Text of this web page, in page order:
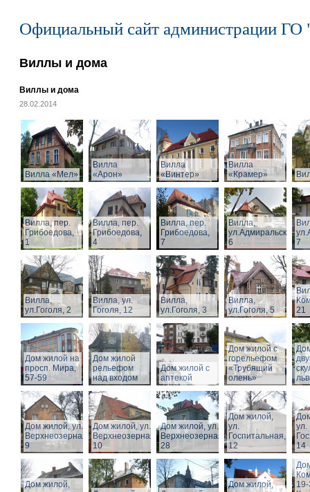
Официальный сайт администрации ГО
Виллы и дома
Виллы и дома
28.02.2014
Вилла «Мел»
Вилла
«Арон»
Вилла
«Винтер»
Вилла
«Крамер»
Вилла, пер.
Грибоедова,
1
Вилла, пер.
Грибоедова,
4
Вилла, пер.
Грибоедова,
7
Вилла,
ул.Адмиральская,
6
7
Вилла,
ул.Гоголя, 2
Вилла, ул.
Гоголя, 12
Вилла,
ул.Гоголя, 3
Вилла,
ул.Гоголя, 5
21
Дом жилой на
просп. Мира,
57-59
Дом жилой
рельефом
над входом
Дом жилой с
аптекой
Дом жилой с
горельефом
«Трубящий
олень»
Дом жилой, ул.
Верхнеозерная,
9
Дом жилой, ул.
Верхнеозерная,
10
Дом жилой, ул.
Верхнеозерная,
28
Дом жилой,
ул.
Госпитальная,
12
ул.
14
Дом жилой,
Дом жилой,